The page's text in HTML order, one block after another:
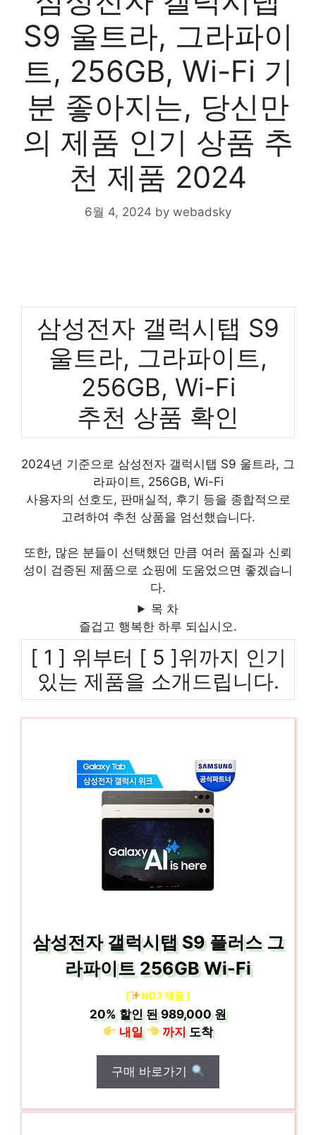
S9 울트라, 그라파이
트, 256GB, Wi-Fi 기
분 좋아지는, 당신만
의 제품 인기 상품 추
천 제품 2024
6월 4, 2024 by webadsky
삼성전자 갤럭시탭 S9
울트라, 그라파이트,
256GB, Wi-Fi
추천 상품 확인
2024년 기준으로 삼성전자 갤럭시탭 S9 울트라, 그
라파이트, 256GB, Wi-Fi
사용자의 선호도, 판매실적, 후기 등을 종합적으로
고려하여 추천 상품을 엄선했습니다.
또한, 많은 분들이 선택했던 만큼 여러 품질과 신뢰
성이 검증된 제품으로 쇼핑에 도움었으면 좋겠습니
다.
목 차
즐겁고 행복한 하루 되십시오.
[ 1 ] 위부터 [ 5 ]위까지 인기
있는 제품을 소개드립니다.
삼성전자 갤럭시탭 S9 플러스 그
라파이트 256GB Wi-Fi
[ NO.1 제품 ]
20% 할인 된989,000 원
내일
까지도착
구매 바로가기